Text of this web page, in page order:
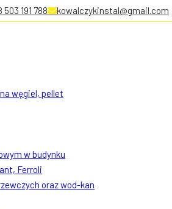
503 191 788 kowalczykinstal@gmail.com
węgiel, pellet
w budynku
Ferroli
oraz wod-kan